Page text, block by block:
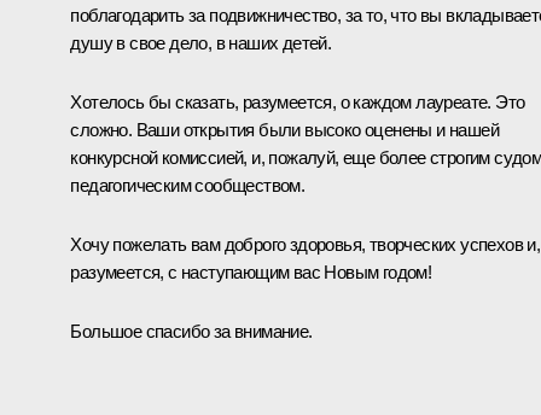
поблагодарить за подвижничество, за то, что вы
душу в свое дело, в наших детей.
Хотелось бы сказать, разумеется, о каждом лауреате. Это
сложно. Ваши открытия были высоко оценены и нашей
конкурсной комиссией, и, пожалуй, еще более строгим
педагогическим сообществом.
Хочу пожелать вам доброго здоровья, творческих успехов и,
разумеется, с наступающим вас Новым годом!
Большое спасибо за внимание.